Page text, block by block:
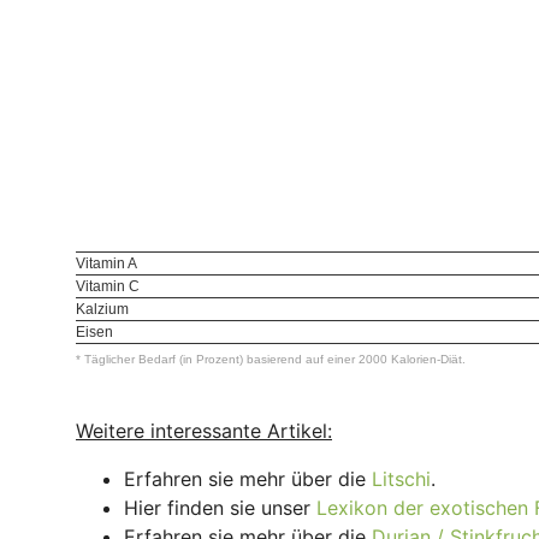
Vitamin A
Vitamin C
Kalzium
Eisen
* Täglicher Bedarf (in Prozent) basierend auf einer 2000 Kalorien-Diät.
Weitere interessante Artikel:
Erfahren sie mehr über die Litschi.
Hier finden sie unser Lexikon der exotischen